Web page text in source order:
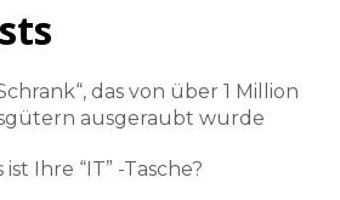
das von über 1 Million
ausgeraubt wurde
Ihre “IT” -Tasche?